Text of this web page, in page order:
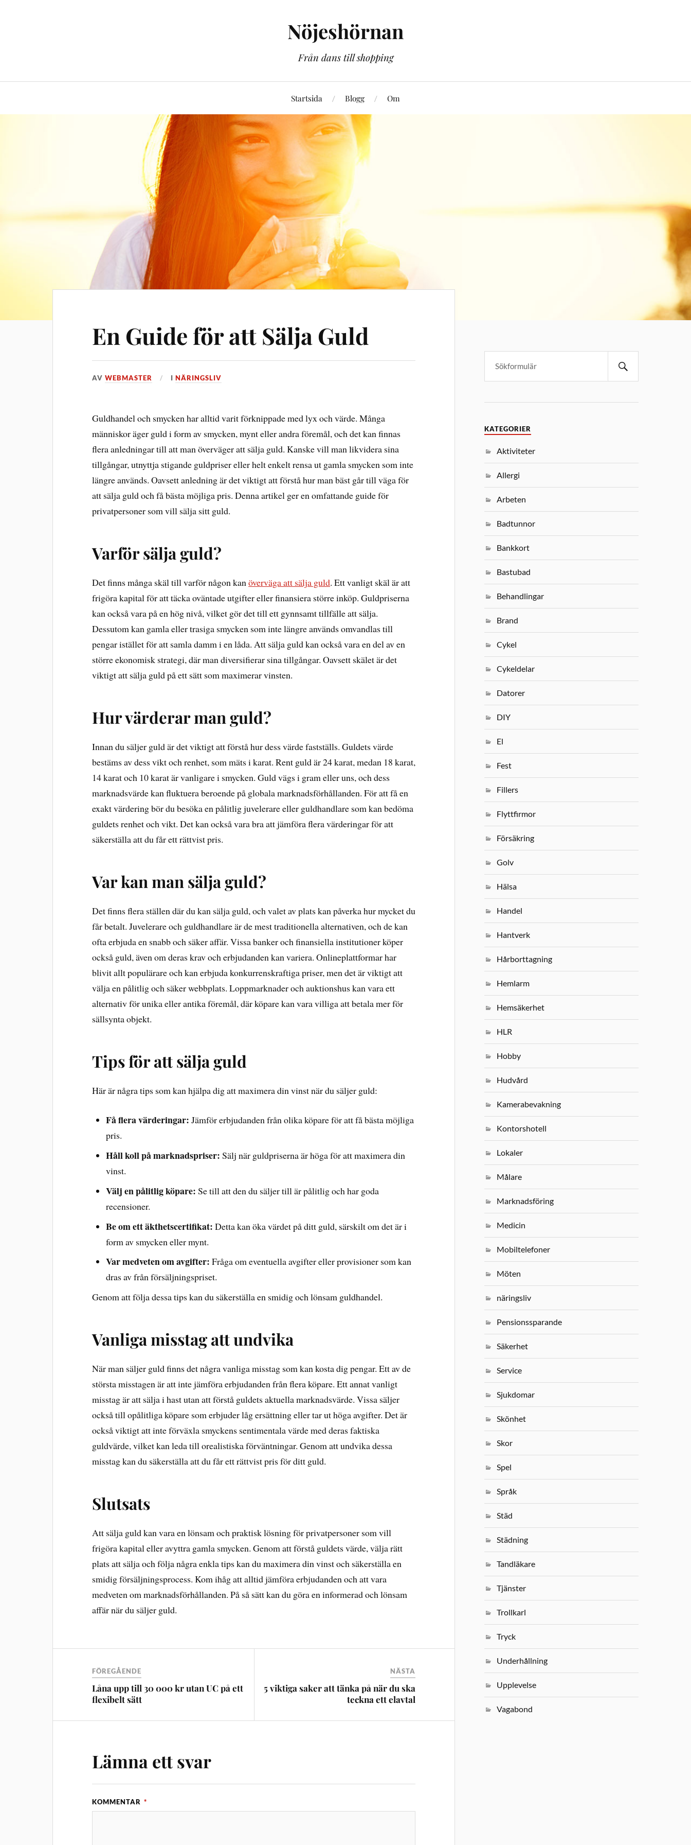
Nöjeshörnan
Från dans till shopping
Startsida Blogg Om
En Guide för att Sälja Guld
AVWEBMASTER INÄRINGSLIV
Guldhandel och smycken har alltid varit förknippade med lyx och värde. Många
människor äger guld i form av smycken, mynt eller andra föremål, och det kan finnas
flera anledningar till att man överväger att sälja guld. Kanske vill man likvidera sina
tillgångar, utnyttja stigande guldpriser eller helt enkelt rensa ut gamla smycken som inte
längre används. Oavsett anledning är det viktigt att förstå hur man bäst går till väga för
att sälja guld och få bästa möjliga pris. Denna artikel ger en omfattande guide för
privatpersoner som vill sälja sitt guld.
Varför sälja guld?
Det finns många skäl till varför någon kanöverväga att sälja guld. Ett vanligt skäl är att
frigöra kapital för att täcka oväntade utgifter eller finansiera större inköp. Guldpriserna
kan också vara på en hög nivå, vilket gör det till ett gynnsamt tillfälle att sälja.
Dessutom kan gamla eller trasiga smycken som inte längre används omvandlas till
pengar istället för att samla damm i en låda. Att sälja guld kan också vara en del av en
större ekonomisk strategi, där man diversifierar sina tillgångar. Oavsett skälet är det
viktigt att sälja guld på ett sätt som maximerar vinsten.
Hur värderar man guld?
Innan du säljer guld är det viktigt att förstå hur dess värde fastställs. Guldets värde
bestäms av dess vikt och renhet, som mäts i karat. Rent guld är 24 karat, medan 18 karat,
14 karat och 10 karat är vanligare i smycken. Guld vägs i gram eller uns, och dess
marknadsvärde kan fluktuera beroende på globala marknadsförhållanden. För att få en
exakt värdering bör du besöka en pålitlig juvelerare eller guldhandlare som kan bedöma
guldets renhet och vikt. Det kan också vara bra att jämföra flera värderingar för att
säkerställa att du får ett rättvist pris.
Var kan man sälja guld?
Det finns flera ställen där du kan sälja guld, och valet av plats kan påverka hur mycket du
får betalt. Juvelerare och guldhandlare är de mest traditionella alternativen, och de kan
ofta erbjuda en snabb och säker affär. Vissa banker och finansiella institutioner köper
också guld, även om deras krav och erbjudanden kan variera. Onlineplattformar har
blivit allt populärare och kan erbjuda konkurrenskraftiga priser, men det är viktigt att
välja en pålitlig och säker webbplats. Loppmarknader och auktionshus kan vara ett
alternativ för unika eller antika föremål, där köpare kan vara villiga att betala mer för
sällsynta objekt.
Tips för att sälja guld
Här är några tips som kan hjälpa dig att maximera din vinst när du säljer guld:
Få flera värderingar: Jämför erbjudanden från olika köpare för att få bästa möjliga
pris.
Håll koll på marknadspriser: Sälj när guldpriserna är höga för att maximera din
vinst.
Välj en pålitlig köpare: Se till att den du säljer till är pålitlig och har goda
recensioner.
Be om ett äkthetscertifikat: Detta kan öka värdet på ditt guld, särskilt om det är i
form av smycken eller mynt.
Var medveten om avgifter: Fråga om eventuella avgifter eller provisioner som kan
dras av från försäljningspriset.
Genom att följa dessa tips kan du säkerställa en smidig och lönsam guldhandel.
Vanliga misstag att undvika
När man säljer guld finns det några vanliga misstag som kan kosta dig pengar. Ett av de
största misstagen är att inte jämföra erbjudanden från flera köpare. Ett annat vanligt
misstag är att sälja i hast utan att förstå guldets aktuella marknadsvärde. Vissa säljer
också till opålitliga köpare som erbjuder låg ersättning eller tar ut höga avgifter. Det är
också viktigt att inte förväxla smyckens sentimentala värde med deras faktiska
guldvärde, vilket kan leda till orealistiska förväntningar. Genom att undvika dessa
misstag kan du säkerställa att du får ett rättvist pris för ditt guld.
Slutsats
Att sälja guld kan vara en lönsam och praktisk lösning för privatpersoner som vill
frigöra kapital eller avyttra gamla smycken. Genom att förstå guldets värde, välja rätt
plats att sälja och följa några enkla tips kan du maximera din vinst och säkerställa en
smidig försäljningsprocess. Kom ihåg att alltid jämföra erbjudanden och att vara
medveten om marknadsförhållanden. På så sätt kan du göra en informerad och lönsam
affär när du säljer guld.
FÖREGÅENDE
Låna upp till 30 000 kr utan UC på ett
flexibelt sätt
NÄSTA
5 viktiga saker att tänka på när du ska
teckna ett elavtal
Lämna ett svar
KOMMENTAR *
KATEGORIER
Aktiviteter
Allergi
Arbeten
Badtunnor
Bankkort
Bastubad
Behandlingar
Brand
Cykel
Cykeldelar
Datorer
DIY
El
Fest
Fillers
Flyttfirmor
Försäkring
Golv
Hälsa
Handel
Hantverk
Hårborttagning
Hemlarm
Hemsäkerhet
HLR
Hobby
Hudvård
Kamerabevakning
Kontorshotell
Lokaler
Målare
Marknadsföring
Medicin
Mobiltelefoner
Möten
näringsliv
Pensionssparande
Säkerhet
Service
Sjukdomar
Skönhet
Skor
Spel
Språk
Städ
Städning
Tandläkare
Tjänster
Trollkarl
Tryck
Underhållning
Upplevelse
Vagabond